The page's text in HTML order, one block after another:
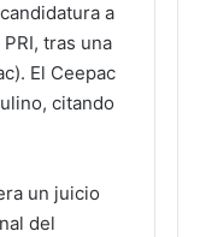
a
tras una
El Ceepac
citando
un juicio
del